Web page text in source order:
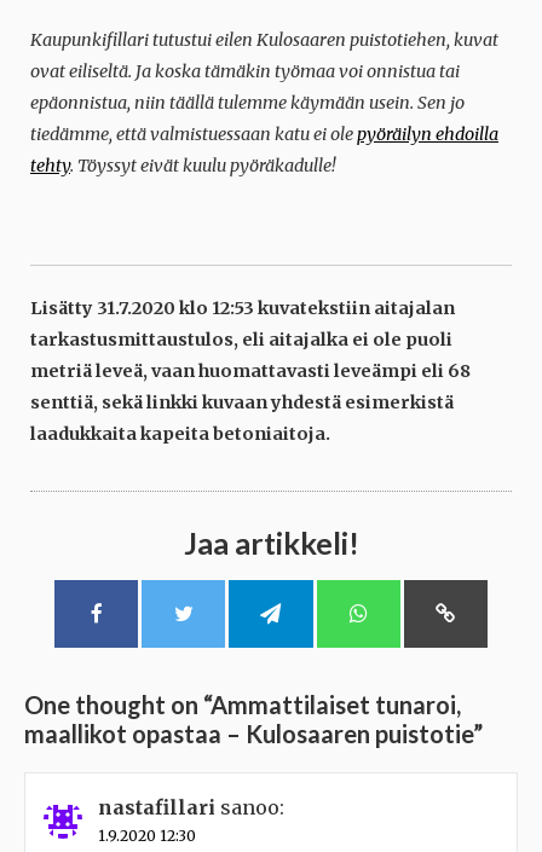
Kaupunkifillari tutustui eilen Kulosaaren puistotiehen, kuvat
ovat eiliseltä. Ja koska tämäkin työmaa voi onnistua tai
epäonnistua, niin täällä tulemme käymään usein. Sen jo
tiedämme, että valmistuessaan katu ei olepyöräilyn ehdoilla
tehty. Töyssyt eivät kuulu pyöräkadulle!
Lisätty 31.7.2020 klo 12:53 kuvatekstiin aitajalan
tarkastusmittaustulos, eli aitajalka ei ole puoli
metriä leveä, vaan huomattavasti leveämpi eli 68
senttiä, sekä linkki kuvaan yhdestä esimerkistä
laadukkaita kapeita betoniaitoja.
Jaa artikkeli!
One thought on “Ammattilaiset tunaroi,
maallikot opastaa – Kulosaaren puistotie”
nastafillari sanoo:
1.9.2020 12:30